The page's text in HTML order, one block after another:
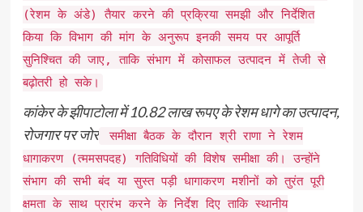
(रेशम के अंडे) तैयार करने की प्रक्रिया समझी और निर्देशित
किया कि विभाग की मांग के अनुरूप इनकी समय पर आपूर्ति
सुनिश्चित की जाए, ताकि संभाग में कोसाफल उत्पादन में तेजी से
बढ़ोतरी हो सके।
कांकेर के झीपाटोला में 10.82 लाख रूपए के रेशम धागे का उत्पादन,
रोजगार पर जोर
समीक्षा बैठक के दौरान श्री राणा ने रेशम
धागाकरण (त्ममसपदह) गतिविधियों की विशेष समीक्षा की। उन्होंने
संभाग की सभी बंद या सुस्त पड़ी धागाकरण मशीनों को तुरंत पूरी
क्षमता के साथ प्रारंभ करने के निर्देश दिए ताकि स्थानीय